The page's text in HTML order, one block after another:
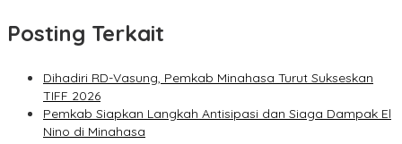
Posting Terkait
Dihadiri RD-Vasung, Pemkab Minahasa Turut Sukseskan
TIFF 2026
Pemkab Siapkan Langkah Antisipasi dan Siaga Dampak El
Nino di Minahasa